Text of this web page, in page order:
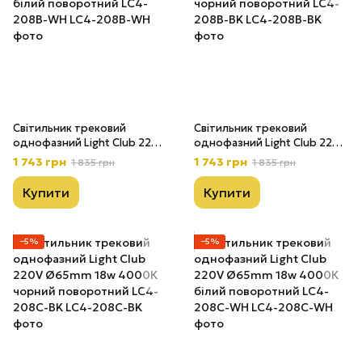
Світильник трековий
однофазний Light Club 220V
Ø55mm 12w 4000К білий
поворотний LС4-208B-WH
1 743 грн 1 835 грн
Купити
Світильник трековий
однофазний Light Club 220V
Ø55mm 12w 4000К чорний
поворотний LС4-208B-BK
1 743 грн 1 835 грн
Купити
−5% −5%